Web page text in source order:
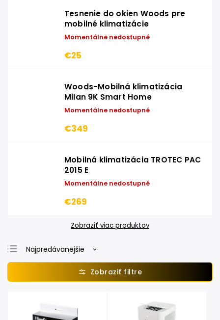
Tesnenie do okien Woods pre
mobilné klimatizácie
Momentálne nedostupné
€25
Woods-Mobilná klimatizácia
Milan 9K Smart Home
Momentálne nedostupné
€349
Mobilná klimatizácia TROTEC PAC
2015 E
Momentálne nedostupné
€269
Zobraziť viac produktov
Najpredávanejšie
Najlacnejšie
Najdrahšie